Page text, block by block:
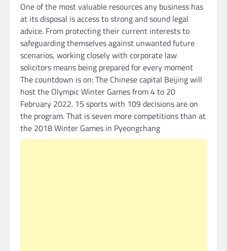
One of the most valuable resources any business has
at its disposal is access to strong and sound legal
advice. From protecting their current interests to
safeguarding themselves against unwanted future
scenarios, working closely with corporate law
solicitors means being prepared for every moment
The countdown is on: The Chinese capital Beijing will
host the Olympic Winter Games from 4 to 20
February 2022. 15 sports with 109 decisions are on
the program. That is seven more competitions than at
the 2018 Winter Games in Pyeongchang